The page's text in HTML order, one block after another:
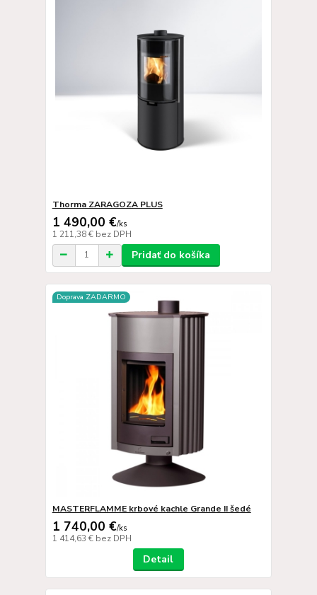
Thorma ZARAGOZA PLUS
1 490,00 €/ks
1 211,38 € bez DPH
Pridať do košíka
Doprava ZADARMO
MASTERFLAMME krbové kachle Grande II šedé
1 740,00 €/ks
1 414,63 € bez DPH
Detail